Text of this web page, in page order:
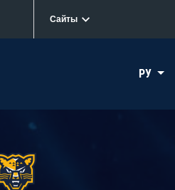
Сайты
РУ